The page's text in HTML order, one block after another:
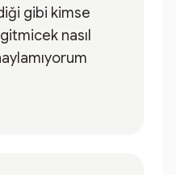
gibi kimse
nasıl